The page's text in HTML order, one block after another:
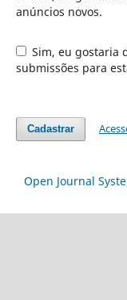
anúncios novos.
Sim, eu gostaria de receber solicitações para avaliar
submissões para
Cadastrar
Open Journal